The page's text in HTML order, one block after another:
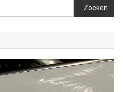
Zoeken